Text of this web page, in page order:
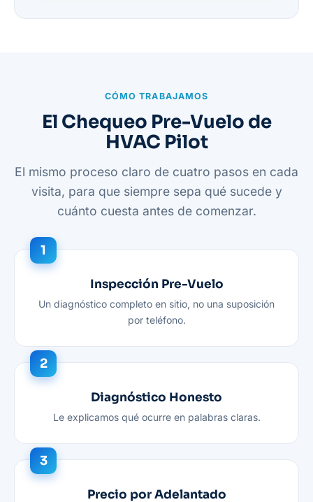
CÓMO TRABAJAMOS
El Chequeo Pre-Vuelo de
HVAC Pilot
El mismo proceso claro de cuatro pasos en cada
visita, para que siempre sepa qué sucede y
cuánto cuesta antes de comenzar.
Inspección Pre-Vuelo
Un diagnóstico completo en sitio, no una suposición
por teléfono.
Diagnóstico Honesto
Le explicamos qué ocurre en palabras claras.
Precio por Adelantado